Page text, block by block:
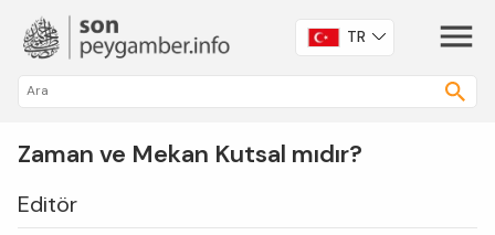
TR
Zaman ve Mekan Kutsal mıdır?
Editör